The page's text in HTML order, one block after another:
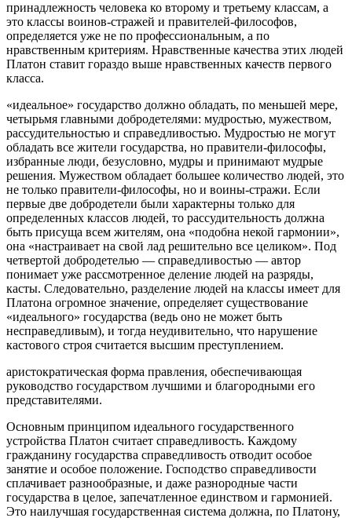
принадлежность человека ко второму и третьему классам, а
это классы воинов-стражей и правителей-философов,
определяется уже не по профессиональным, а по
нравственным критериям. Нравственные качества этих людей
Платон ставит гораздо выше нравственных качеств первого
класса.
«идеальное» государство должно обладать, по меньшей мере,
четырьмя главными добродетелями: мудростью, мужеством,
рассудительностью и справедливостью. Мудростью не могут
обладать все жители государства, но правители-философы,
избранные люди, безусловно, мудры и принимают мудрые
решения. Мужеством обладает большее количество людей, это
не только правители-философы, но и воины-стражи. Если
первые две добродетели были характерны только для
определенных классов людей, то рассудительность должна
быть присуща всем жителям, она «подобна некой гармонии»,
она «настраивает на свой лад решительно все целиком». Под
четвертой добродетелью — справедливостью — автор
понимает уже рассмотренное деление людей на разряды,
касты. Следовательно, разделение людей на классы имеет для
Платона огромное значение, определяет существование
«идеального» государства (ведь оно не может быть
несправедливым), и тогда неудивительно, что нарушение
кастового строя считается высшим преступлением.
аристократическая форма правления, обеспечивающая
руководство государством лучшими и благородными его
представителями.
Основным принципом идеального государственного
устройства Платон считает справедливость. Каждому
гражданину государства справедливость отводит особое
занятие и особое положение. Господство справедливости
сплачивает разнообразные, и даже разнородные части
государства в целое, запечатленное единством и гармонией.
Это наилучшая государственная система должна, по Платону,